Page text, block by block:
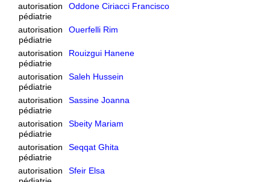
autorisation
Oddone Ciriacci Francisco
pédiatrie
autorisation
Ouerfelli Rim
pédiatrie
autorisation
Rouizgui Hanene
pédiatrie
autorisation
Saleh Hussein
pédiatrie
autorisation
Sassine Joanna
pédiatrie
autorisation
Sbeity Mariam
pédiatrie
autorisation
Seqqat Ghita
pédiatrie
autorisation
Sfeir Elsa